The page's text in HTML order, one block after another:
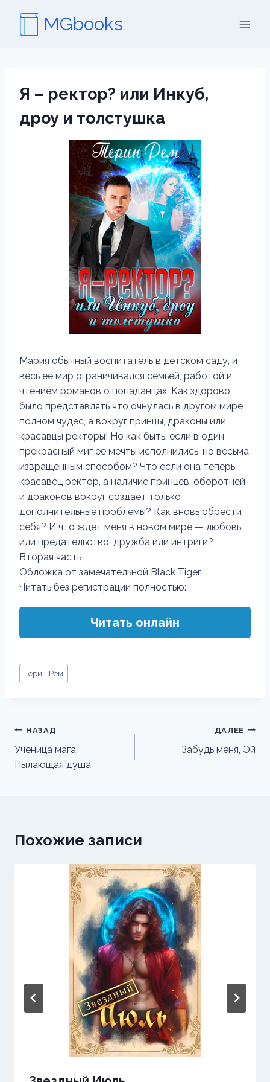
содержимому
MGbooks
Я – ректор? или Инкуб,
дроу и толстушка
Мария обычный воспитатель в детском саду, и
весь ее мир ограничивался семьей, работой и
чтением романов о попаданцах. Как здорово
было представлять что очнулась в другом мире
полном чудес, а вокруг принцы, драконы или
красавцы ректоры! Но как быть, если в один
прекрасный миг ее мечты исполнились, но весьма
извращенным способом? Что если она теперь
красавец ректор, а наличие принцев, оборотней
и драконов вокруг создает только
дополнительные проблемы? Как вновь обрести
себя? И что ждет меня в новом мире — любовь
или предательство, дружба или интриги?
Вторая часть
Обложка от замечательной Black Tiger
Читать без регистрации полностью:
Читать онлайн
Метки
записи:
Терин Рем
Навигация
по
записям
НАЗАД
Ученица мага.
Пылающая душа
ДАЛЕЕ
Забудь меня, Эй
Похожие записи